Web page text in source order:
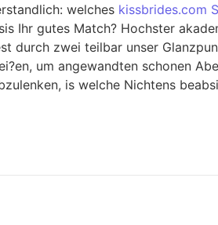
welches kissbrides.com
Ihr gutes Match? Hochster
durch zwei teilbar unser
um angewandten schonen
is welche Nichtens